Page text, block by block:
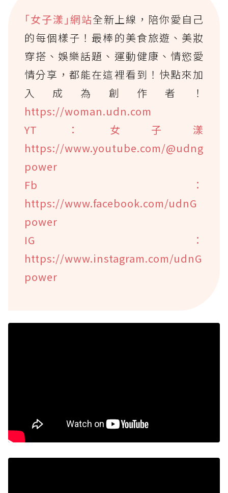
｢女子漾｣網站全新上線，陪你愛自己
的每個樣子！最棒的美食旅遊、美妝
穿搭、娛樂話題、運動健康、情慾愛
情分享，都能在這裡看到！快點來加
入成為創作者！
https://woman.udn.com
YT：女子漾
https://www.youtube.com/@udng
power
Fb：
https://www.facebook.com/udnG
power
IG：
https://www.instagram.com/udnG
power